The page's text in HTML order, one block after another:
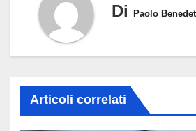
Di Paolo
Articoli correlati